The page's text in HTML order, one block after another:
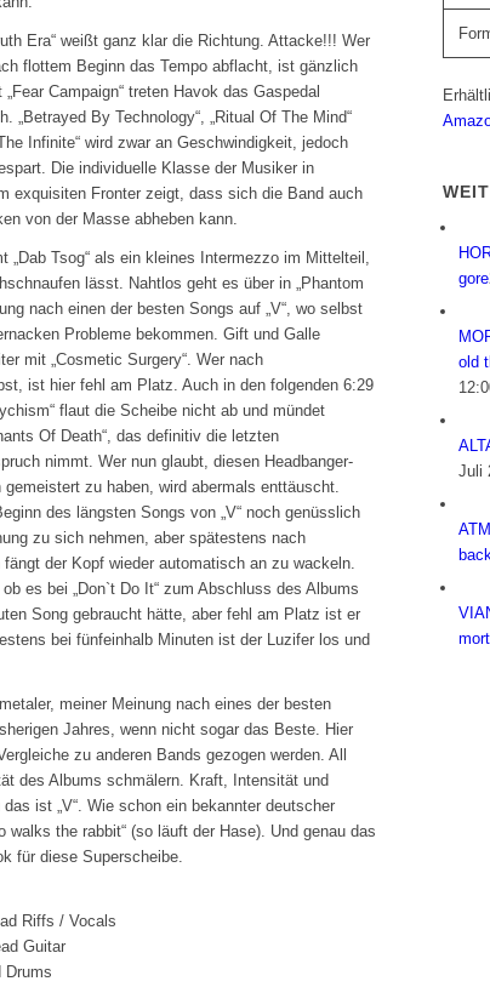
Era“ weißt ganz klar die Richtung. Attacke!!! Wer
flottem Beginn das Tempo abflacht, ist gänzlich
Campaign“ treten Havok das Gaspedal
„Betrayed By Technology“, „Ritual Of The Mind“
Infinite“ wird zwar an Geschwindigkeit, jedoch
Die individuelle Klasse der Musiker in
exquisiten Fronter zeigt, dass sich die Band auch
von der Masse abheben kann.
„Dab Tsog“ als ein kleines Intermezzo im Mittelteil,
lässt. Nahtlos geht es über in „Phantom
nach einen der besten Songs auf „V“, wo selbst
Probleme bekommen. Gift und Galle
mit „Cosmetic Surgery“. Wer nach
ist hier fehl am Platz. Auch in den folgenden 6:29
flaut die Scheibe nicht ab und mündet
Of Death“, das definitiv die letzten
nimmt. Wer nun glaubt, diesen Headbanger-
gemeistert zu haben, wird abermals enttäuscht.
des längsten Songs von „V“ noch genüsslich
zu sich nehmen, aber spätestens nach
der Kopf wieder automatisch an zu wackeln.
es bei „Don`t Do It“ zum Abschluss des Albums
Song gebraucht hätte, aber fehl am Platz ist er
bei fünfeinhalb Minuten ist der Luzifer los und
meiner Meinung nach eines der besten
Jahres, wenn nicht sogar das Beste. Hier
zu anderen Bands gezogen werden. All
des Albums schmälern. Kraft, Intensität und
ist „V“. Wie schon ein bekannter deutscher
walks the rabbit“ (so läuft der Hase). Und genau das
für diese Superscheibe.
Riffs / Vocals
Guitar
Drums
gore
old
Juli